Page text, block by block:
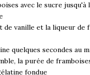
avec le sucre
vanille et la liqueur de
quelques secondes au
la purée de
fondue